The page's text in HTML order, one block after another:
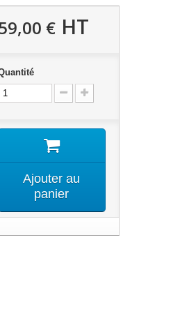
€HT
Ajouter au
panier